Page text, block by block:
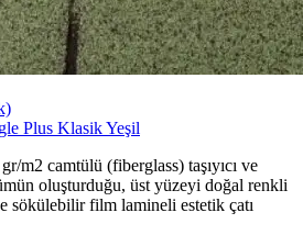
Plus Klasik Yeşil
m2 camtülü (fiberglass) taşıyıcı ve
oluşturduğu, üst yüzeyi doğal renkli
sökülebilir film lamineli estetik çatı